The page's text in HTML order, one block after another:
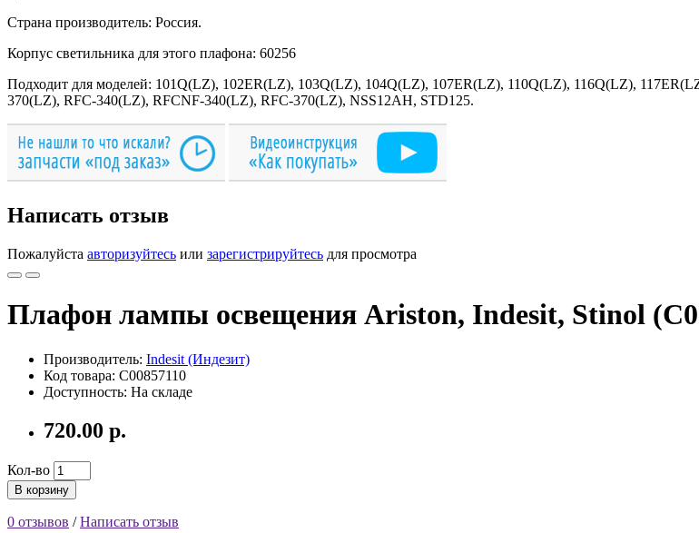
Страна производитель: Россия.
Корпус светильника для этого плафона: 60256
Подходит для моделей: 101Q(LZ), 102ER(LZ), 103Q(LZ), 104Q(LZ), 107ER(LZ), 110Q(LZ), 116Q(LZ),
370(LZ), RFC-340(LZ), RFCNF-340(LZ), RFC-370(LZ), NSS12AH, STD125.
Написать отзыв
Пожалуйста авторизуйтесь или зарегистрируйтесь для просмотра
Плафон лампы освещения Ariston, Indesit, Stinol
Производитель: Indesit (Индезит)
Код товара: C00857110
Доступность: На складе
720.00 р.
Кол-во
В корзину
0 отзывов /Написать отзыв